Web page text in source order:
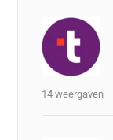
14 weergaven